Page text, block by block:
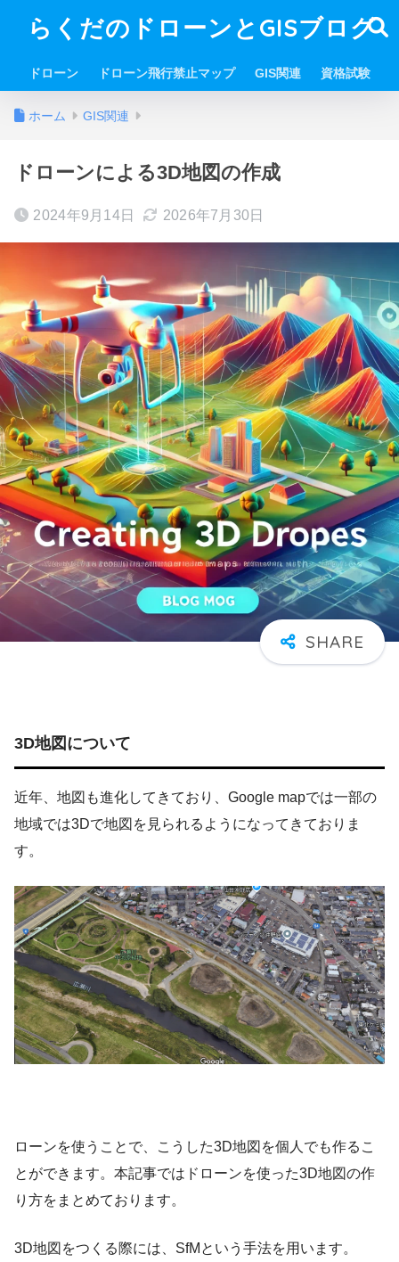
らくだのドローンとGISブログ
ドローン ドローン飛行禁止マップ GIS関連 資格試験
ホーム GIS関連
ドローンによる3D地図の作成
2024年9月14日 2026年7月30日
3D地図について
近年、地図も進化してきており、Google mapでは一部の
地域では3Dで地図を見られるようになってきておりま
す。
ローンを使うことで、こうした3D地図を個人でも作るこ
とができます。本記事ではドローンを使った3D地図の作
り方をまとめております。
3D地図をつくる際には、SfMという手法を用います。